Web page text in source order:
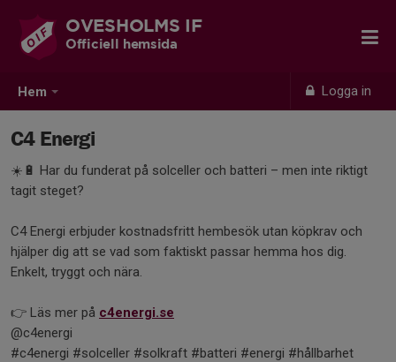
Hem Logga in
OVESHOLMS IF
Officiell hemsida
C4 Energi
☀️🔋 Har du funderat på solceller och batteri – men inte riktigt
tagit steget?
C4 Energi erbjuder kostnadsfritt hembesök utan köpkrav och
hjälper dig att se vad som faktiskt passar hemma hos dig.
Enkelt, tryggt och nära.
👉 Läs mer på c4energi.se
@c4energi
#c4energi #solceller #solkraft #batteri #energi #hållbarhet